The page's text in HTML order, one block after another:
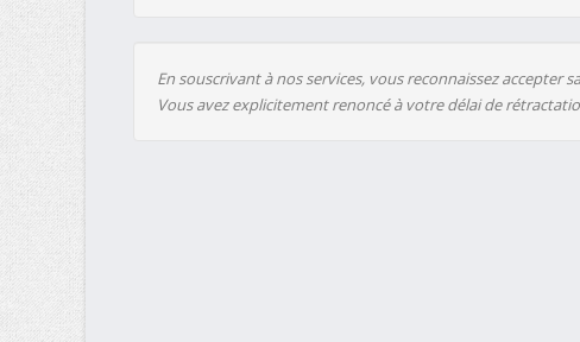
En souscrivant à nos services, vous reconnaissez
Vous avez explicitement renoncé à votre délai de